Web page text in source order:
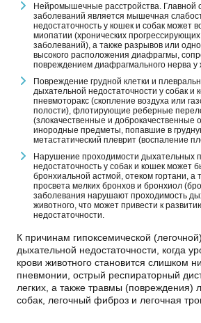
Нейромышечные расстройства. Главной
заболеваний является мышечная
недостаточность у кошек и собак может
миопатии (хронических
заболеваний), а также разрывов или
высокого расположения диафрагмы,
повреждением диафрагмального нерва у
Повреждение грудной клетки и
дыхательной недостаточности у собак и
пневмоторакс (скопление воздуха или
полости), флотирующие реберные
(злокачественные и доброкачественные
инородные предметы, попавшие в
метастатический плеврит (воспаление
Нарушение проходимости дыхательных
недостаточность у собак и кошек может
бронхиальной астмой, отеком гортани, а
просвета мелких бронхов и бронхиол
заболевания нарушают проходимость
животного, что может привести к
недостаточности.
К причинам гипоксемической
дыхательной недостаточности, когда
крови животного становится слишком
пневмонии, острый респираторный
легких, а также травмы (повреждения)
собак, легочный фиброз и легочная